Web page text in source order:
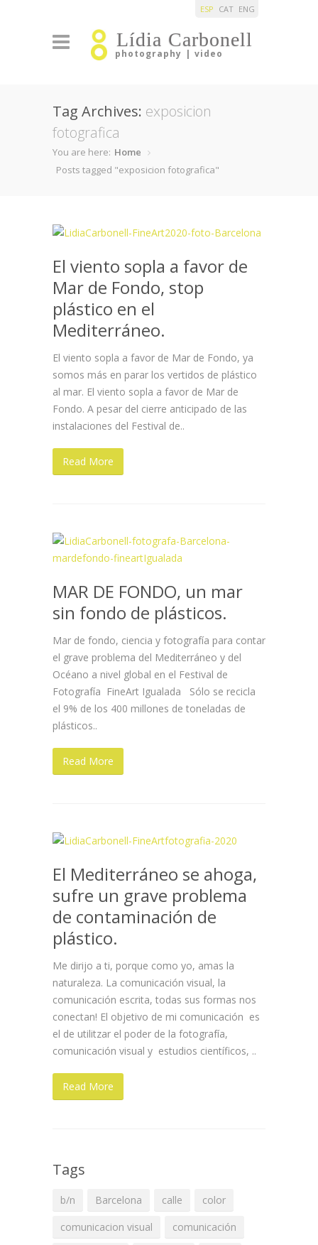
Lídia Carbonell
photography | video
ESP CAT ENG
Tag Archives: exposicion
fotografica
You are here: Home
Posts tagged "exposicion fotografica"
El viento sopla a favor de
Mar de Fondo, stop
plástico en el
Mediterráneo.
El viento sopla a favor de Mar de Fondo, ya
somos más en parar los vertidos de plástico
al mar. El viento sopla a favor de Mar de
Fondo. A pesar del cierre anticipado de las
instalaciones del Festival de..
Read More
MAR DE FONDO, un mar
sin fondo de plásticos.
Mar de fondo, ciencia y fotografía para contar
el grave problema del Mediterráneo y del
Océano a nivel global en el Festival de
Fotografía FineArt Igualada Sólo se recicla
el 9% de los 400 millones de toneladas de
plásticos..
Read More
El Mediterráneo se ahoga,
sufre un grave problema
de contaminación de
plástico.
Me dirijo a ti, porque como yo, amas la
naturaleza. La comunicación visual, la
comunicación escrita, todas sus formas nos
conectan! El objetivo de mi comunicación es
el de utilitzar el poder de la fotografía,
comunicación visual y estudios científicos, ..
Read More
Tags
b/n Barcelona calle
color
comunicacion visual
comunicación